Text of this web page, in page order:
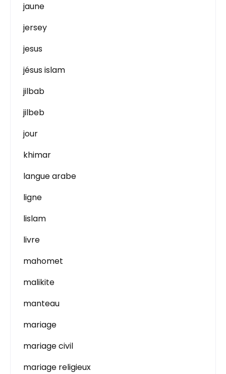
jaune
jersey
jesus
jésus islam
jilbab
jilbeb
jour
khimar
langue arabe
ligne
lislam
livre
mahomet
malikite
manteau
mariage
mariage civil
mariage religieux